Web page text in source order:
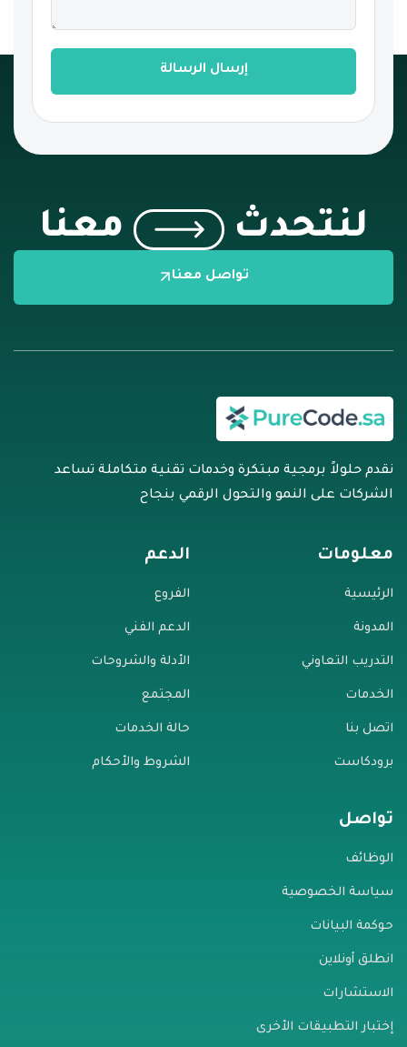
إرسال الرسالة
لنتحدث معنا
تواصل معنا
نقدم حلولاً برمجية مبتكرة وخدمات تقنية متكاملة تساعد
الشركات على النمو والتحول الرقمي بنجاح
معلومات
الرئيسية
المدونة
التدريب التعاوني
الخدمات
اتصل بنا
برودكاست
الدعم
الفروع
الدعم الفني
الأدلة والشروحات
المجتمع
حالة الخدمات
الشروط والأحكام
تواصل
الوظائف
سياسة الخصوصية
حوكمة البيانات
انطلق أونلاين
الاستشارات
إختبار التطبيقات الأخرى